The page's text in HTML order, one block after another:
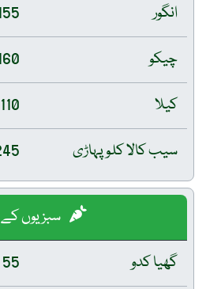
انگور
چیکو
کیلا
110
سیب کالا کلو پہاڑی
سبزیوں
گھیا کدو
55